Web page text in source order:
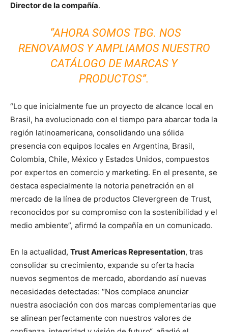
Director de la compañía.
“AHORA SOMOS TBG. NOS
RENOVAMOS Y AMPLIAMOS NUESTRO
CATÁLOGO DE MARCAS Y
PRODUCTOS”.
“Lo que inicialmente fue un proyecto de alcance local en
Brasil, ha evolucionado con el tiempo para abarcar toda la
región latinoamericana, consolidando una sólida
presencia con equipos locales en Argentina, Brasil,
Colombia, Chile, México y Estados Unidos, compuestos
por expertos en comercio y marketing. En el presente, se
destaca especialmente la notoria penetración en el
mercado de la línea de productos Clevergreen de Trust,
reconocidos por su compromiso con la sostenibilidad y el
medio ambiente”, afirmó la compañía en un comunicado.
En la actualidad, Trust Americas Representation, tras
consolidar su crecimiento, expande su oferta hacia
nuevos segmentos de mercado, abordando así nuevas
necesidades detectadas: “Nos complace anunciar
nuestra asociación con dos marcas complementarias que
se alinean perfectamente con nuestros valores de